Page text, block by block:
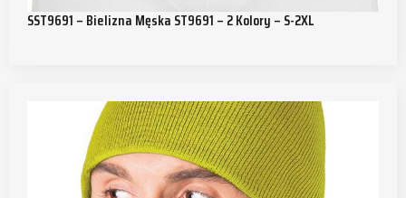
SST9691 – Bielizna Męska ST9691 – 2 Kolory – S-2XL